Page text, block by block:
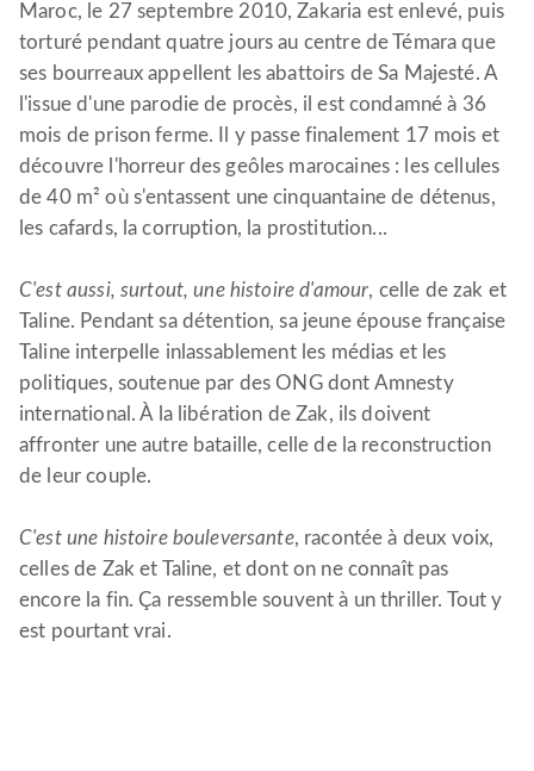
Maroc, le 27 septembre 2010, Zakaria est enlevé, puis
torturé pendant quatre jours au centre de Témara que
ses bourreaux appellent les abattoirs de Sa Majesté. A
l'issue d'une parodie de procès, il est condamné à 36
mois de prison ferme. Il y passe finalement 17 mois et
découvre l'horreur des geôles marocaines : les cellules
de 40 m² où s'entassent une cinquantaine de détenus,
les cafards, la corruption, la prostitution...
C'est aussi, surtout, une histoire d'amour, celle de zak et
Taline. Pendant sa détention, sa jeune épouse française
Taline interpelle inlassablement les médias et les
politiques, soutenue par des ONG dont Amnesty
international. À la libération de Zak, ils doivent
affronter une autre bataille, celle de la reconstruction
de leur couple.
C'est une histoire bouleversante, racontée à deux voix,
celles de Zak et Taline, et dont on ne connaît pas
encore la fin. Ça ressemble souvent à un thriller. Tout y
est pourtant vrai.